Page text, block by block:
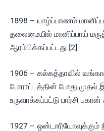
1898 – யாழ்ப்பாணம்
தலைமையில் மானிப்பாய்
ஆரம்பிக்கப்பட்டது.[2]
1906 – கல்கத்தாவில்
போராட்டத்தின் போது முதல்
உருவாக்கப்பட்டு பார்சி
1927 – ஒன்டாரியோவுக்கும்